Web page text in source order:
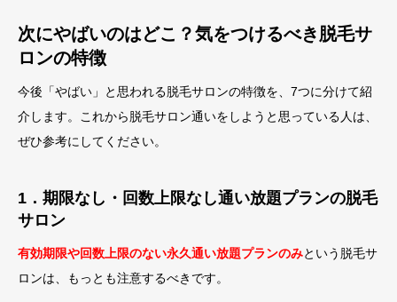
次にやばいのはどこ？気をつけるべき脱毛サ
ロンの特徴
今後「やばい」と思われる脱毛サロンの特徴を、7つに分けて紹
介します。これから脱毛サロン通いをしようと思っている人は、
ぜひ参考にしてください。
1．期限なし・回数上限なし通い放題プランの脱毛
サロン
有効期限や回数上限のない永久通い放題プランのみという脱毛サ
ロンは、もっとも注意するべきです。